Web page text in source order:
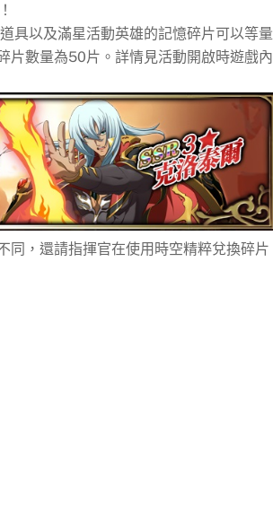
具以及滿星活動英雄的記憶碎片可以等量
片數量為50片。詳情見活動開啟時遊戲內
同，還請指揮官在使用時空精粹兌換碎片